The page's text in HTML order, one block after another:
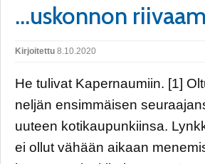
…uskonnon
Kirjoitettu 8.10.2020
He tulivat Kapernaumiin. [1]
neljän ensimmäisen
uuteen kotikaupunkiinsa.
ei ollut vähään aikaan